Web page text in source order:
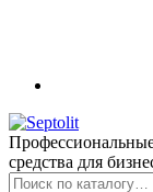
средства для